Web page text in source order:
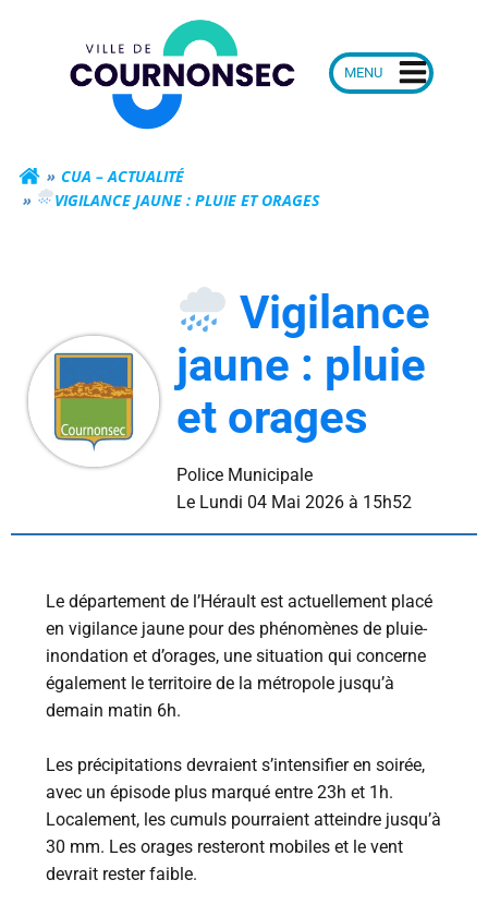
Mairie de
CUA – ACTUALITÉ
VIGILANCE JAUNE : PLUIE ET ORAGES
Vigilance
jaune : pluie
et orages
Police Municipale
Le Lundi 04 Mai 2026 à 15h52
Le département de l’Hérault est actuellement placé
en vigilance jaune pour des phénomènes de pluie-
inondation et d’orages, une situation qui concerne
également le territoire de la métropole jusqu’à
demain matin 6h.
Les précipitations devraient s’intensifier en soirée,
avec un épisode plus marqué entre 23h et 1h.
Localement, les cumuls pourraient atteindre jusqu’à
30 mm. Les orages resteront mobiles et le vent
devrait rester faible.